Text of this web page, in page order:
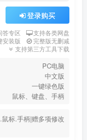
登录购买
答专区
支持各类网盘
安装版
完整版无删减
支持第三方工具下载
PC电脑
中文版
一键绿色版
鼠标、键盘、手柄
标.手柄|赠多项修改